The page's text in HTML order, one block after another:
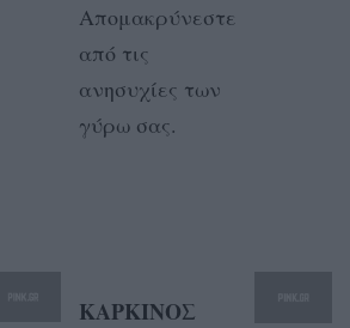
Απομακρύνεστε
από τις
ανησυχίες των
γύρω σας.
ΚΑΡΚΙΝΟΣ